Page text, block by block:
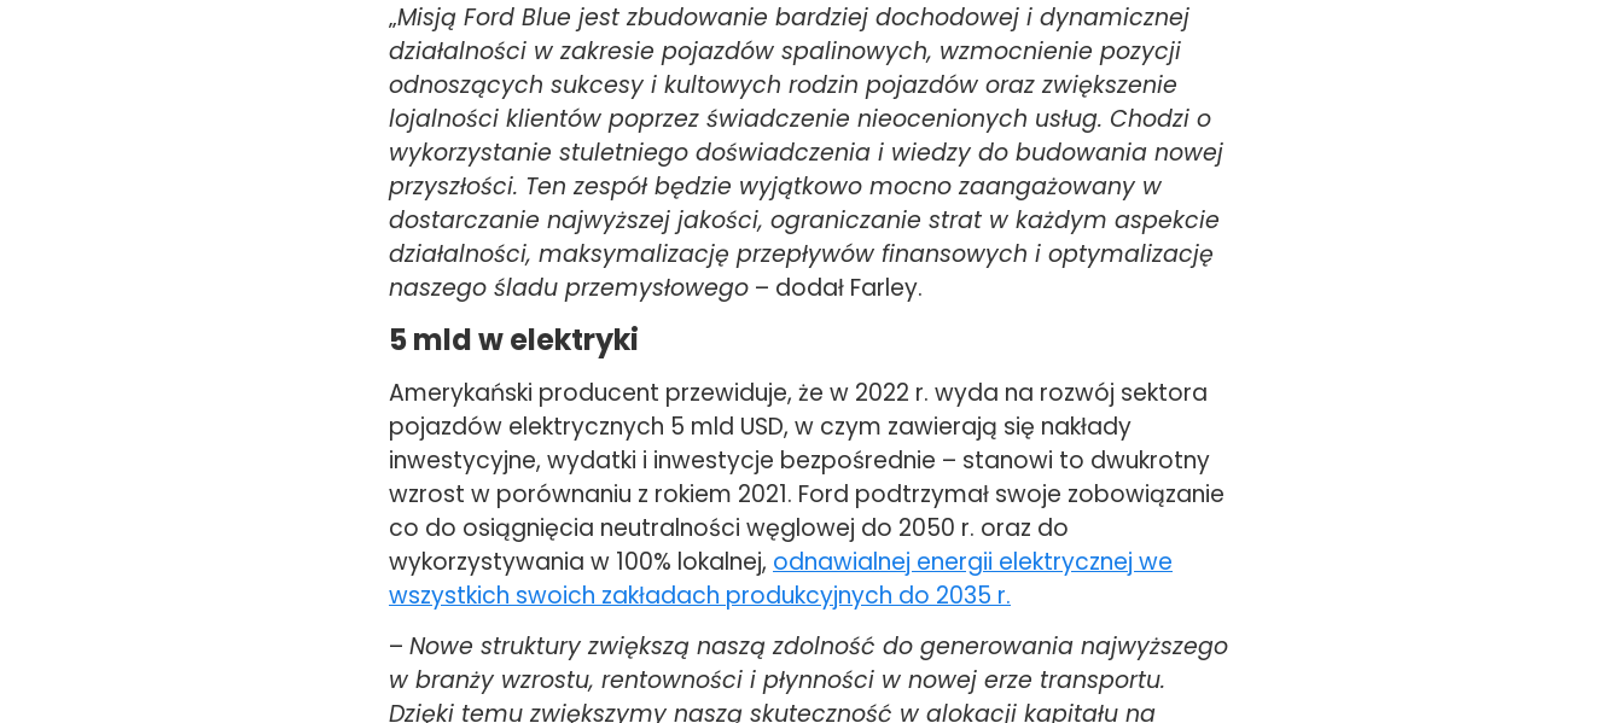
„Misją Ford Blue jest zbudowanie bardziej dochodowej i dynamicznej
działalności w zakresie pojazdów spalinowych, wzmocnienie pozycji
odnoszących sukcesy i kultowych rodzin pojazdów oraz zwiększenie
lojalności klientów poprzez świadczenie nieocenionych usług. Chodzi o
wykorzystanie stuletniego doświadczenia i wiedzy do budowania nowej
przyszłości. Ten zespół będzie wyjątkowo mocno zaangażowany w
dostarczanie najwyższej jakości, ograniczanie strat w każdym aspekcie
działalności, maksymalizację przepływów finansowych i optymalizację
naszego śladu przemysłowego – dodał Farley.
5 mld w elektryki
Amerykański producent przewiduje, że w 2022 r. wyda na rozwój sektora
pojazdów elektrycznych 5 mld USD, w czym zawierają się nakłady
inwestycyjne, wydatki i inwestycje bezpośrednie – stanowi to dwukrotny
wzrost w porównaniu z rokiem 2021. Ford podtrzymał swoje zobowiązanie
co do osiągnięcia neutralności węglowej do 2050 r. oraz do
wykorzystywania w 100% lokalnej, odnawialnej energii elektrycznej we
wszystkich swoich zakładach produkcyjnych do 2035 r.
– Nowe struktury zwiększą naszą zdolność do generowania najwyższego
w branży wzrostu, rentowności i płynności w nowej erze transportu.
Dzięki temu zwiększymy naszą skuteczność w alokacji kapitału na